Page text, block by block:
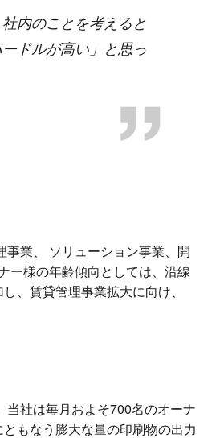
内のことを考えると
ードルが高い」と思っ
業、 ソリューション事業、開
ー様の年齢傾向としては、沿線
、賃貸管理事業拡大に向け、
社は毎月およそ700名のオーナ
もなう膨大な量の印刷物の出力